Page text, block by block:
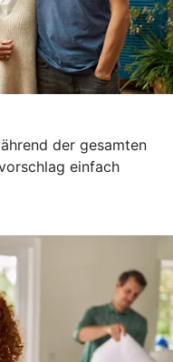
der gesamten
einfach